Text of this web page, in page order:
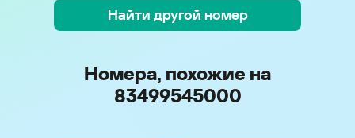
Найти другой номер
Номера, похожие на
83499545000